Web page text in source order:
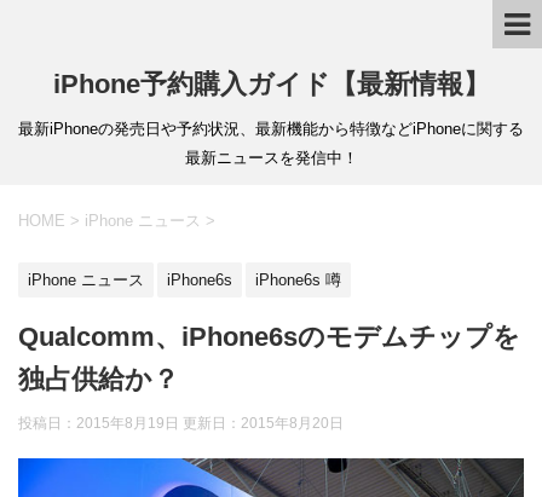
iPhone予約購入ガイド【最新情報】
最新iPhoneの発売日や予約状況、最新機能から特徴などiPhoneに関する
最新ニュースを発信中！
HOME > iPhone ニュース >
iPhone ニュース iPhone6s iPhone6s 噂
Qualcomm、iPhone6sのモデムチップを
独占供給か？
投稿日：2015年8月19日 更新日： 2015年8月20日